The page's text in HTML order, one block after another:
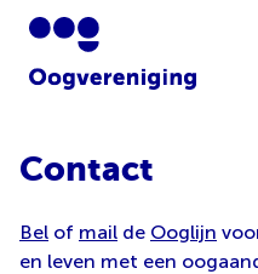
Contact
Bel of mail de Ooglijn
en leven met een